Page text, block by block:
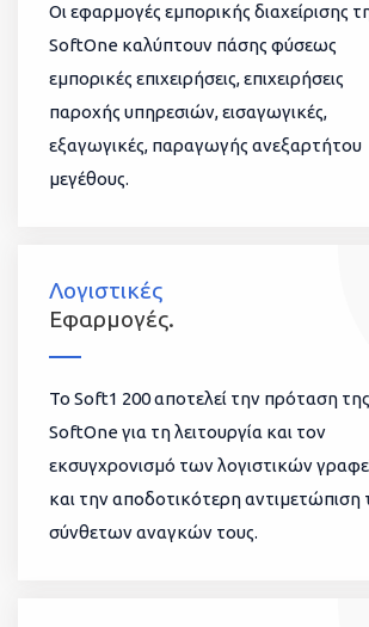
Οι εφαρμογές εμπορικής διαχείρισης
SoftOne καλύπτουν πάσης φύσεως
εμπορικές επιχειρήσεις, επιχειρήσεις
παροχής υπηρεσιών, εισαγωγικές,
εξαγωγικές, παραγωγής ανεξαρτήτου
μεγέθους.
Λογιστικές
Εφαρμογές.
To Soft1 200 αποτελεί την πρόταση της
SoftOne για τη λειτουργία και τον
εκσυγχρονισμό των λογιστικών
και την αποδοτικότερη αντιμετώπιση
σύνθετων αναγκών τους.